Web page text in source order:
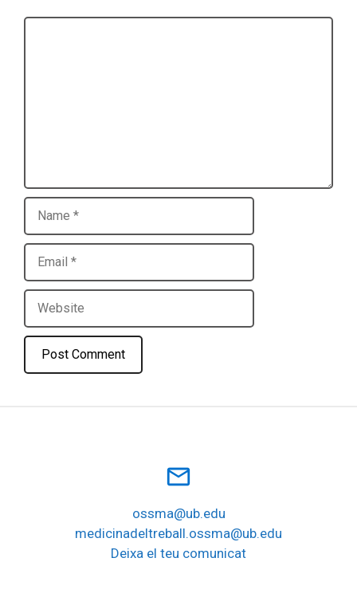
Name
Email
Website
mail_outline
ossma@ub.edu
medicinadeltreball.ossma@ub.edu
Deixa el teu comunicat